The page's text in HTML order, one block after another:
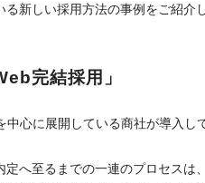
新しい採用方法の事例をご紹介
完結採用」
中心に展開している商社が導入
へ至るまでの一連のプロセスは